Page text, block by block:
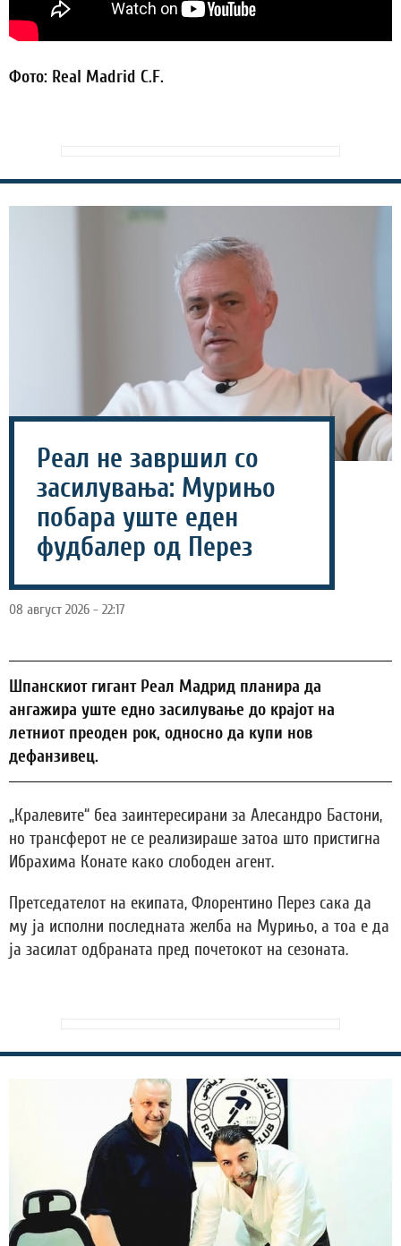
Фото: Real Madrid C.F.
Реал не завршил со
засилувања: Мурињо
побара уште еден
фудбалер од Перез
08 август 2026 - 22:17
Шпанскиот гигант Реал Мадрид планира да
ангажира уште едно засилување до крајот на
летниот преоден рок, односно да купи нов
дефанзивец.
„Кралевите“ беа заинтересирани за Алесандро Бастони,
но трансферот не се реализираше затоа што пристигна
Ибрахима Конате како слободен агент.
Претседателот на екипата, Флорентино Перез сака да
му ја исполни последната желба на Мурињо, а тоа е да
ја засилат одбраната пред почетокот на сезоната.